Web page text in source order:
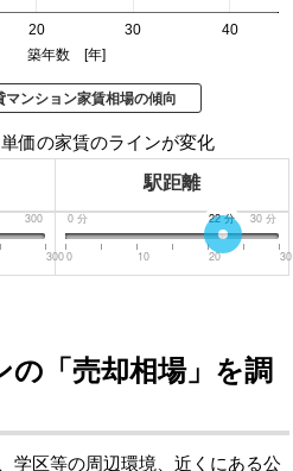
20 30 40
築年数 [年]
ンション家賃相場の傾向
価の家賃のラインが変化
駅距離
300
300
0 分 30 分
22分
0 10 20 30
の「売却相場」を調
学区等の周辺環境、近くにある公